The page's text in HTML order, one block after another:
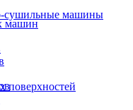
сушильные машины
поверхностей
машин